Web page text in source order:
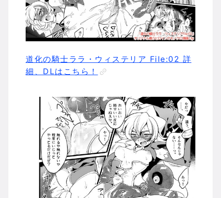
道化の騎士ララ・ウィステリア File:02 詳
細、DLはこちら！